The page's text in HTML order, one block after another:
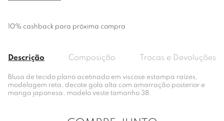
10% cashback para próxima compra
Descrição Composição Trocas e Devoluções
Blusa de tecido plano acetinado em viscose estampa raízes,
modelagem reta, decote gola alta com amarração posterior e
manga japonesa. modelo veste tamanho 38.